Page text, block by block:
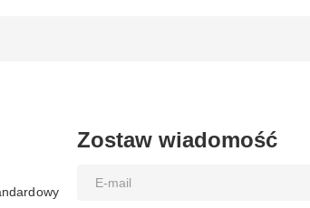
Zostaw wiadomość